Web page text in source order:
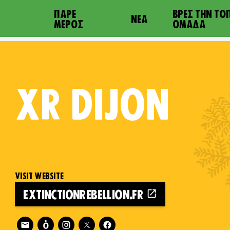
ΠΆΡΕ
ΜΈΡΟΣ
ΝΈΑ
ΒΡΕΣ ΤΗΝ
ΟΜΆΔΑ
XR DIJON
VISIT WEBSITE
EXTINCTIONREBELLION.FR
Follow XR Dijon on